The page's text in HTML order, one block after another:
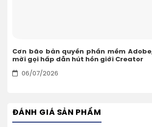
Cơn bão bản quyền phần mềm
mời gọi hấp dẫn hút hồn giới Creator
06/07/2026
ĐÁNH GIÁ SẢN PHẨM